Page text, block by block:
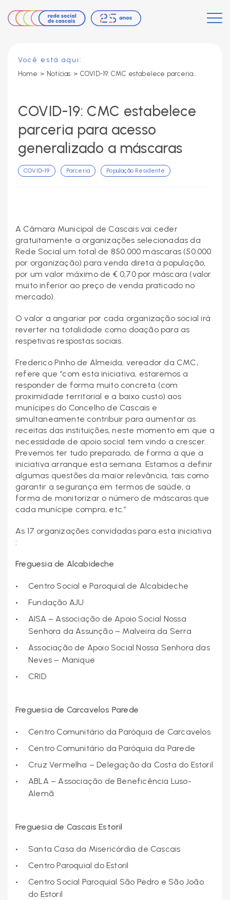
Você está aqui:
Home > Notícias > COVID-19: CMC estabelece parceria para acesso generalizado a máscaras
COVID-19: CMC estabelece
parceria para acesso
generalizado a máscaras
COVID-19 Parceria População Residente
A Câmara Municipal de Cascais vai ceder
gratuitamente a organizações selecionadas da
Rede Social um total de 850.000 máscaras (50.000
por organização) para venda direta à população,
por um valor máximo de € 0,70 por máscara (valor
muito inferior ao preço de venda praticado no
mercado).
O valor a angariar por cada organização social irá
reverter na totalidade como doação para as
respetivas respostas sociais.
Frederico Pinho de Almeida, vereador da CMC,
refere que “com esta iniciativa, estaremos a
responder de forma muito concreta (com
proximidade territorial e a baixo custo) aos
munícipes do Concelho de Cascais e
simultaneamente contribuir para aumentar as
receitas das instituições, neste momento em que a
necessidade de apoio social tem vindo a crescer.
Prevemos ter tudo preparado, de forma a que a
iniciativa arranque esta semana. Estamos a definir
algumas questões da maior relevância, tais como
garantir a segurança em termos de saúde, a
forma de monitorizar o número de máscaras que
cada munícipe compra, etc.”
As 17 organizações convidadas para esta iniciativa
:
Freguesia de Alcabideche
Centro Social e Paroquial de Alcabideche
Fundação AJU
AISA – Associação de Apoio Social Nossa
Senhora da Assunção – Malveira da Serra
Associação de Apoio Social Nossa Senhora das
Neves – Manique
CRID
Freguesia de Carcavelos Parede
Centro Comunitário da Paróquia de Carcavelos
Centro Comunitário da Paróquia da Parede
Cruz Vermelha – Delegação da Costa do Estoril
ABLA – Associação de Beneficência Luso-
Alemã
Freguesia de Cascais Estoril
Santa Casa da Misericórdia de Cascais
Centro Paroquial do Estoril
Centro Social Paroquial São Pedro e São João
do Estoril